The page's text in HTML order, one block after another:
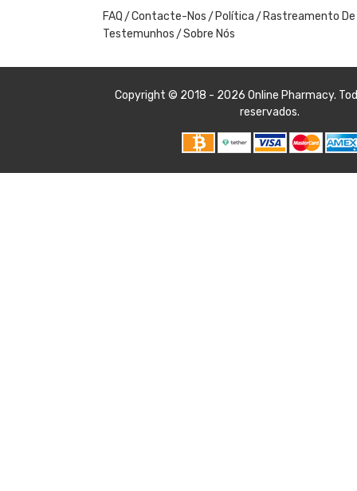
FAQ Contacte-Nos Política
Rastreamento De
Testemunhos
Sobre Nós
Copyright © 2018 - 2026 Online Pharmacy.
reservados.